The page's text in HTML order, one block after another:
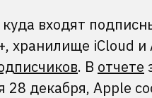
входят
хранилище iCloud и
. В отчете
28 декабря, Apple